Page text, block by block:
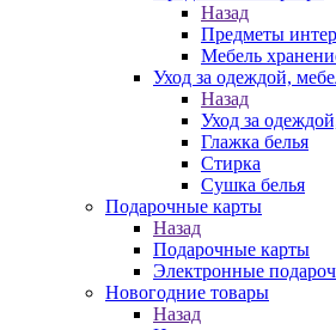
Назад
Предметы
Мебель
Уход за одеждой,
Назад
Уход за
Глажка белья
Стирка
Сушка белья
Подарочные карты
Назад
Подарочные карты
Электронные
Новогодние товары
Назад